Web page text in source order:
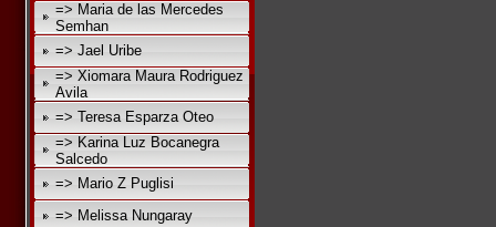
=> Maria de las Mercedes
Semhan
=> Jael Uribe
=> Xiomara Maura Rodriguez
Avila
=> Teresa Esparza Oteo
=> Karina Luz Bocanegra
Salcedo
=> Mario Z Puglisi
=> Melissa Nungaray